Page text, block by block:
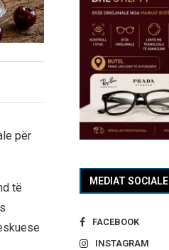
për
të
MEDIAT SOCIALE
FACEBOOK
INSTAGRAM